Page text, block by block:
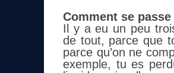
Comment se
Il y a eu un peu
de tout, parce que
parce qu’on ne
exemple, tu es